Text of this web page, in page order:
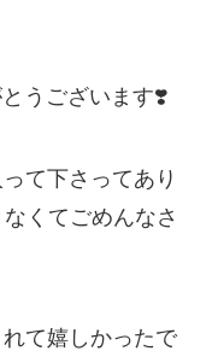
うございます❣️
て下さってあり
くてごめんなさ
て嬉しかったで